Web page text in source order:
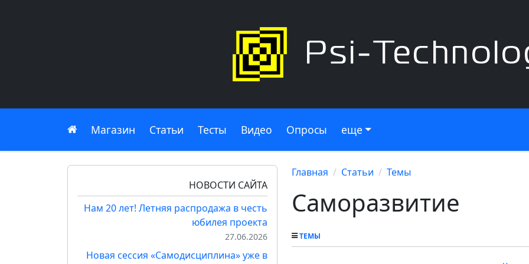
Главная
Магазин Статьи Тесты Видео Опросы еще
НОВОСТИ САЙТА
Нам 20 лет! Летняя распродажа в честь
юбилея проекта
27.06.2026
Новая сессия «Самодисциплина» уже в
Главная Статьи Темы
Саморазвитие
ТЕМЫ